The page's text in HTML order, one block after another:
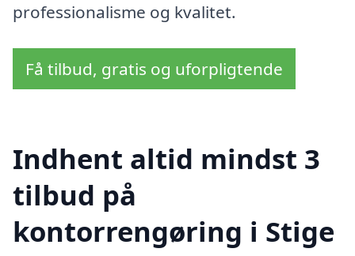
professionalisme og kvalitet.
Få tilbud, gratis og uforpligtende
Indhent altid mindst 3
tilbud på
kontorrengøring i Stige